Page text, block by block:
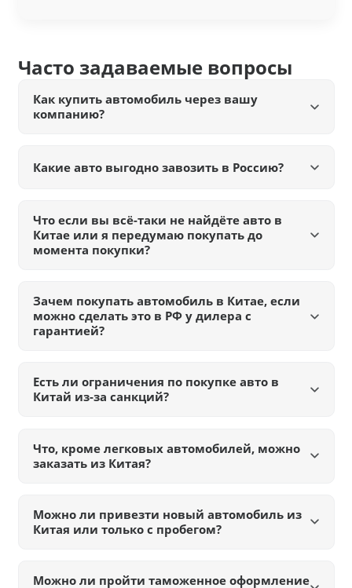
Часто задаваемые вопросы
Как купить автомобиль через вашу
компанию?
Какие авто выгодно завозить в Россию?
Что если вы всё-таки не найдёте авто в
Китае или я передумаю покупать до
момента покупки?
Зачем покупать автомобиль в Китае, если
можно сделать это в РФ у дилера с
гарантией?
Есть ли ограничения по покупке авто в
Китай из-за санкций?
Что, кроме легковых автомобилей, можно
заказать из Китая?
Можно ли привезти новый автомобиль из
Китая или только с пробегом?
Можно ли пройти таможенное оформление